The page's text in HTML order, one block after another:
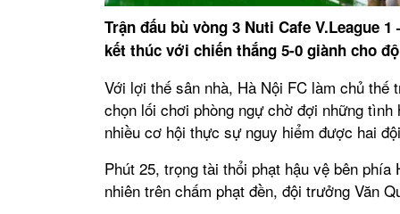
Trận đấu bù vòng 3 Nuti Cafe V.League
kết thúc với chiến thắng 5-0 giành cho
Với lợi thế sân nhà, Hà Nội FC làm chủ thế
chọn lối chơi phòng ngự chờ đợi những tình
nhiều cơ hội thực sự nguy hiểm được hai
Phút 25, trọng tài thổi phạt hậu vệ bên
nhiên trên chấm phạt đền, đội trưởng Văn